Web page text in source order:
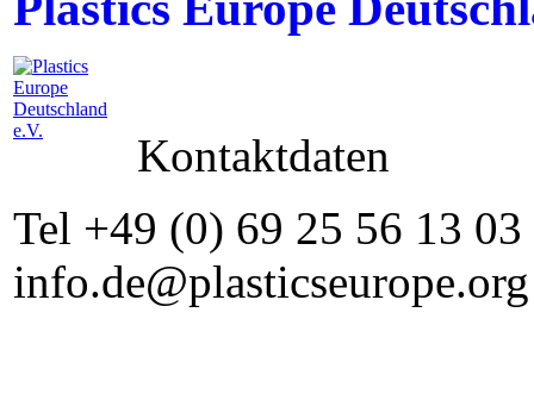
Kontaktdaten
Tel +49 (0) 69 25 56 13